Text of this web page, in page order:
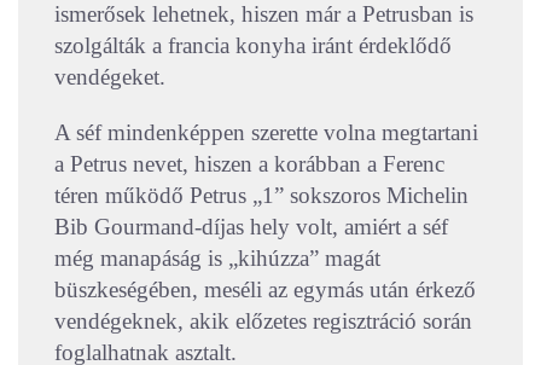
ismerősek lehetnek, hiszen már a Petrusban is
szolgálták a francia konyha iránt érdeklődő
vendégeket.
A séf mindenképpen szerette volna megtartani
a Petrus nevet, hiszen a korábban a Ferenc
téren működő Petrus „1” sokszoros Michelin
Bib Gourmand-díjas hely volt, amiért a séf
még manapáság is „kihúzza” magát
büszkeségében, meséli az egymás után érkező
vendégeknek, akik előzetes regisztráció során
foglalhatnak asztalt.